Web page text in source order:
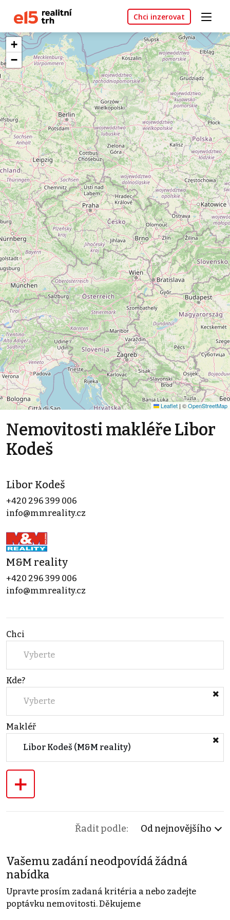
Chci inzerovat
+
−
Leaflet | ©OpenStreetMap
Nemovitosti makléře Libor
Kodeš
Libor Kodeš
+420 296 399 006
info@mmreality.cz
M&M reality
+420 296 399 006
info@mmreality.cz
Chci
Vyberte
Kde?
Vyberte
Makléř
Libor Kodeš (M&M reality)
+
Řadit podle: Od nejnovějšího
Vašemu zadání neodpovídá žádná
nabídka
Upravte prosím zadaná kritéria a nebo zadejte
poptávku nemovitosti. Děkujeme